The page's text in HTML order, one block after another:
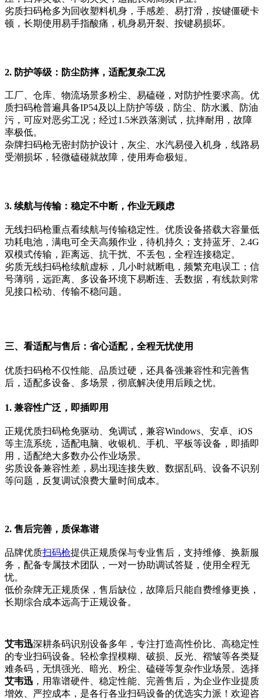
劣质扫码枪多为回收塑料机身，手感差、易打滑，按键僵硬卡
顿，长期使用易手指酸痛，机身易开裂、按键易损坏。
2. 防护等级：防尘防摔，适配复杂工况
工厂、仓库、物流场景多粉尘、易磕碰，对防护性要求高。优
质扫码枪普遍具备IP54及以上防护等级，防尘、防水溅、防油
污，可应对恶劣工况；经过1.5米跌落测试，抗摔耐用，故障
率极低。
杂牌扫码枪无密封防护设计，灰尘、水汽易侵入机身，线路易
受潮损坏，轻微磕碰就故障，使用寿命极短。
3. 续航与传输：稳定不中断，作业无顾虑
无线扫码枪重点看续航与传输稳定性。优质设备搭载大容量低
功耗电池，满电可全天高频作业，待机持久；支持蓝牙、2.4G
双模式传输，距离远、抗干扰、不丢包，全程连接稳定。
劣质无线扫码枪续航虚标，几小时就断电，频繁充电误工；信
号薄弱，远距离、多设备环境下易断连、丢数据，有线款则常
见接口松动、传输不稳问题。
三、看适配与售后：省心适配，全程无忧使用
优质扫码枪不仅性能、品质过硬，还具备强兼容性和完善售
后，适配多设备、多场景，彻底解决使用后顾之忧。
1. 兼容性广泛，即插即用
正规优质扫码枪免驱动、免调试，兼容Windows、安卓、iOS
等主流系统，适配电脑、收银机、手机、平板等设备，即插即
用，适配绝大多数办公作业场景。
劣质设备兼容性差，易出现连接失败、数据乱码、设备不识别
等问题，反复调试浪费大量时间成本。
2. 售后完善，质保靠谱
品牌优质扫码枪提供正规质保与专业售后，支持维修、换新服
务，配备专属技术团队，一对一协助调试答疑，使用全程无
忧。
低价杂牌无正规质保，售后缺位，故障后只能自费维修更换，
长期综合成本远高于正规设备。
艾韦迅深耕条码识别设备多年，专注打造高性价比、高稳定性
的专业扫码设备。 轻松拿捏模糊、破损、反光、褶皱等各类疑
难条码，无惧强光、暗光、粉尘、磕碰等复杂作业场景。 选择
艾韦迅 ，用靠谱硬件、稳定性能、完善售后，为企业作业提质
增效、严控成本，是各行各业扫码设备的优选实力派！欢迎咨